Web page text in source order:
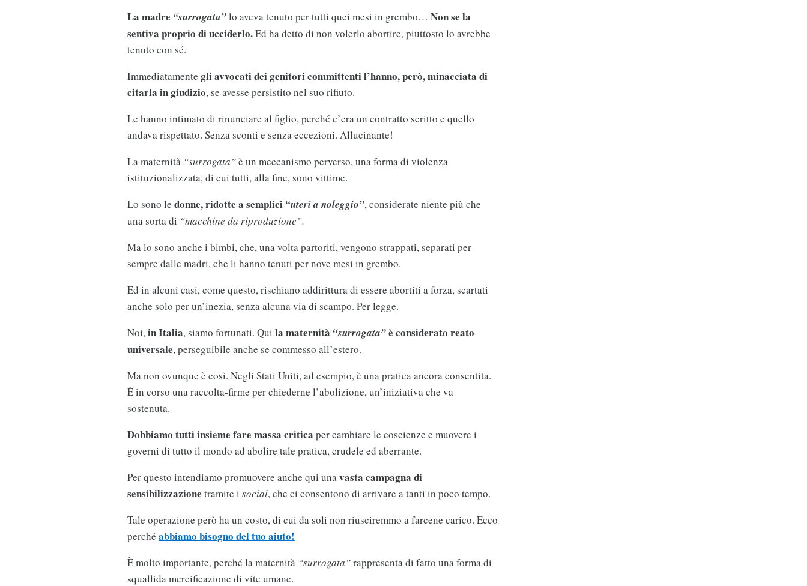
La madre “surrogata”lo aveva tenuto per tutti quei mesi in grembo… Non se la
sentiva proprio di ucciderlo.Ed ha detto di non volerlo abortire, piuttosto lo avrebbe
tenuto con sé.
Immediatamente gli avvocati dei genitori committenti l’hanno, però, minacciata di
citarla in giudizio, se avesse persistito nel suo rifiuto.
Le hanno intimato di rinunciare al figlio, perché c’era un contratto scritto e quello
andava rispettato. Senza sconti e senza eccezioni. Allucinante!
La maternità “surrogata”è un meccanismo perverso, una forma di violenza
istituzionalizzata, di cui tutti, alla fine, sono vittime.
Lo sono le donne, ridotte a semplici “uteri a noleggio”, considerate niente più che
una sorta di “macchine da riproduzione”.
Ma lo sono anche i bimbi, che, una volta partoriti, vengono strappati, separati per
sempre dalle madri, che li hanno tenuti per nove mesi in grembo.
Ed in alcuni casi, come questo, rischiano addirittura di essere abortiti a forza, scartati
anche solo per un’inezia, senza alcuna via di scampo. Per legge.
Noi, in Italia, siamo fortunati. Qui la maternità “surrogata”è considerato reato
universale, perseguibile anche se commesso all’estero.
Ma non ovunque è così. Negli Stati Uniti, ad esempio, è una pratica ancora consentita.
È in corso una raccolta-firme per chiederne l’abolizione, un’iniziativa che va
sostenuta.
Dobbiamo tutti insieme fare massa critica per cambiare le coscienze e muovere i
governi di tutto il mondo ad abolire tale pratica, crudele ed aberrante.
Per questo intendiamo promuovere anche qui una vasta campagna di
sensibilizzazione tramite i social, che ci consentono di arrivare a tanti in poco tempo.
Tale operazione però ha un costo, di cui da soli non riusciremmo a farcene carico. Ecco
perché abbiamo bisogno del tuo aiuto!
È molto importante, perché la maternità “surrogata”rappresenta di fatto una forma di
squallida mercificazione di vite umane.